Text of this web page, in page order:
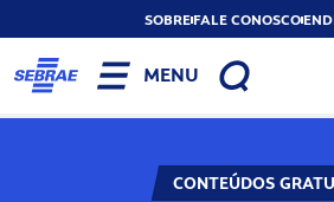
SOBREFALE CONOSCO
MENU
CONTEÚDOS